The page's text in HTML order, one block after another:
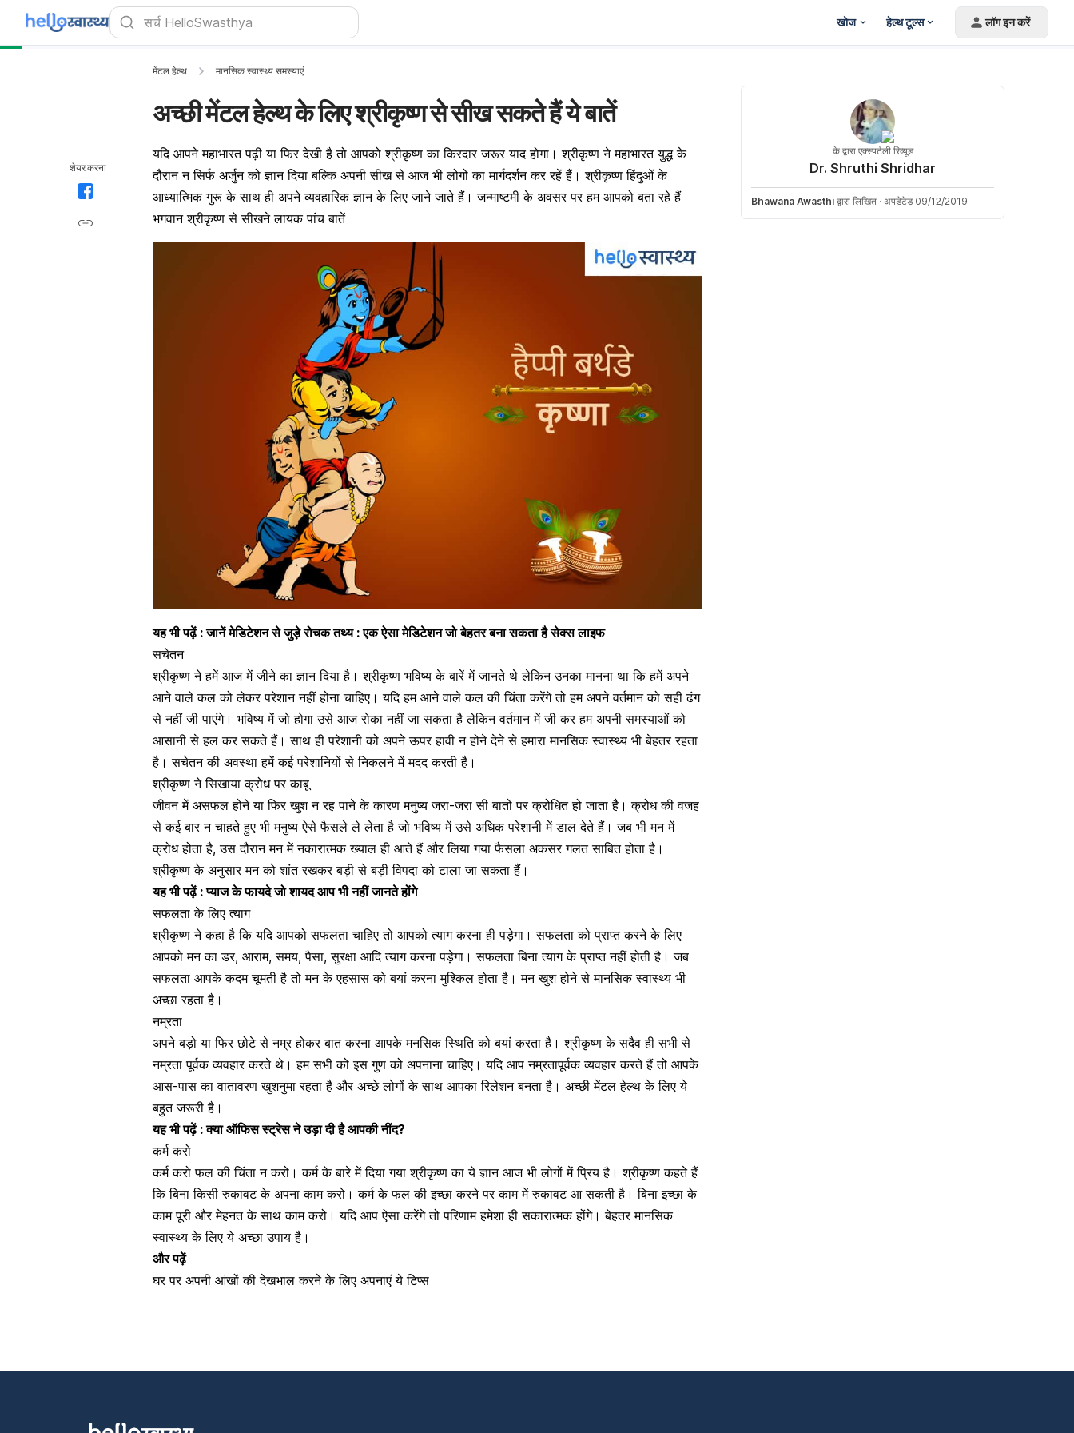
खोज हेल्थ टूल्स लॉग इन करें
शेयर करना
मेंटल हेल्थ मानसिक स्वास्थ्य समस्याएं
अच्छी मेंटल हेल्थ के लिए श्रीकृष्ण से सीख सकते हैं ये बातें
यदि आपने महाभारत पढ़ी या फिर देखी है तो आपको श्रीकृष्ण का किरदार जरूर याद होगा। श्रीकृष्ण ने महाभारत युद्ध के
दौरान न सिर्फ अर्जुन को ज्ञान दिया बल्कि अपनी सीख से आज भी लोगों का मार्गदर्शन कर रहें हैं। श्रीकृष्ण हिंदुओं के
आध्यात्मिक गुरू के साथ ही अपने व्यवहारिक ज्ञान के लिए जाने जाते हैं। जन्माष्टमी के अवसर पर हम आपको बता रहे हैं
भगवान श्रीकृष्ण से सीखने लायक पांच बातें
यह भी पढ़ें :जानें मेडिटेशन से जुड़े रोचक तथ्य : एक ऐसा मेडिटेशन जो बेहतर बना सकता है सेक्स लाइफ
सचेतन
श्रीकृष्ण ने हमें आज में जीने का ज्ञान दिया है। श्रीकृष्ण भविष्य के बारें में जानते थे लेकिन उनका मानना था कि हमें अपने
आने वाले कल को लेकर परेशान नहीं होना चाहिए। यदि हम आने वाले कल की चिंता करेंगे तो हम अपने वर्तमान को सही ढंग
से नहीं जी पाएंगे। भविष्य में जो होगा उसे आज रोका नहीं जा सकता है लेकिन वर्तमान में जी कर हम अपनी समस्याओं को
आसानी से हल कर सकते हैं। साथ ही परेशानी को अपने ऊपर हावी न होने देने से हमारा मानसिक स्वास्थ्य भी बेहतर रहता
है। सचेतन की अवस्था हमें कई परेशानियों से निकलने में मदद करती है।
श्रीकृष्ण ने सिखाया क्रोध पर काबू
जीवन में असफल होने या फिर खुश न रह पाने के कारण मनुष्य जरा-जरा सी बातों परक्रोधित हो जाता है। क्रोध की वजह
से कई बार न चाहते हुए भी मनुष्य ऐसे फैसले ले लेता है जो भविष्य में उसे अधिक परेशानी में डाल देते हैं। जब भी मन में
क्रोध होता है, उस दौरान मन में नकारात्मक ख्याल ही आते हैं और लिया गया फैसला अकसर गलत साबित होता है।
श्रीकृष्ण के अनुसार मन को शांत रखकर बड़ी से बड़ी विपदा को टाला जा सकता हैं।
यह भी पढ़ें :प्याज के फायदे जो शायद आप भी नहीं जानते होंगे
सफलता के लिए त्याग
श्रीकृष्ण ने कहा है कि यदि आपको सफलता चाहिए तो आपको त्याग करना ही पड़ेगा। सफलता को प्राप्त करने के लिए
आपको मन का डर, आराम, समय, पैसा,सुरक्षा आदि त्याग करना पड़ेगा। सफलता बिना त्याग के प्राप्त नहीं होती है। जब
सफलता आपके कदम चूमती है तो मन के एहसास को बयां करना मुश्किल होता है। मन खुश होने सेमानसिक स्वास्थ्य भी
अच्छा रहता है।
नम्रता
अपने बड़ो या फिर छोटे से नम्र होकर बात करना आपके मनसिक स्थिति को बयां करता है। श्रीकृष्ण के सदैव ही सभी से
नम्रता पूर्वक व्यवहार करते थे। हम सभी को इस गुण को अपनाना चाहिए। यदि आप नम्रतापूर्वक व्यवहार करते हैं तो आपके
आस-पास का वातावरण खुशनुमा रहता है और अच्छे लोगों के साथ आपका रिलेशन बनता है। अच्छी मेंटल हेल्थ के लिए ये
बहुत जरूरी है।
यह भी पढ़ें :क्या ऑफिस स्ट्रेस ने उड़ा दी है आपकी नींद?
कर्म करो
कर्म करो फल की चिंता न करो। कर्म के बारे में दिया गया श्रीकृष्ण का ये ज्ञान आज भी लोगों में प्रिय है। श्रीकृष्ण कहते हैं
कि बिना किसी रुकावट के अपना काम करो। कर्म के फल की इच्छा करने पर काम में रुकावट आ सकती है। बिना इच्छा के
काम पूरी और मेहनत के साथ काम करो। यदि आप ऐसा करेंगे तो परिणाम हमेशा ही सकारात्मक होंगे। बेहतरमानसिक
स्वास्थ्य के लिए ये अच्छा उपाय है।
और पढ़ें
घर पर अपनी आंखों की देखभाल करने के लिए अपनाएं ये टिप्स
के द्वारा एक्स्पर्टली रिव्यूड
Dr. Shruthi Shridhar
Bhawana Awasthi द्वारा लिखित · अपडेटेड 09/12/2019